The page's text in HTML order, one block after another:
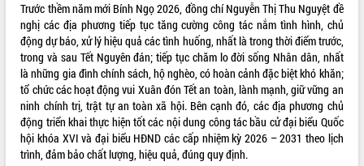
sầu riêng tại Đắk Lắk
Trình diễn nghệ thuật chế biến các
món ăn từ sầu riêng
Đắk Lắk công bố Quy hoạch và xúc
tiến đầu tư tỉnh
Ngành cá ngừ Đắk Lắk chủ động thích
ứng để giữ vững thị trường xuất khẩu
Diễn đàn Kinh tế tư nhân Việt Nam đột
phá cơ chế - Hợp tác công tư
Trước thềm năm mới Bính Ngọ 2026, đồng chí Nguyễn Thị Thu Nguyệt đề
nghị các địa phương tiếp tục tăng cường công tác nắm tình hình, chủ
động dự báo, xử lý hiệu quả các tình huống, nhất là trong thời điểm trước,
trong và sau Tết Nguyên đán; tiếp tục chăm lo đời sống Nhân dân, nhất
là những gia đình chính sách, hộ nghèo, có hoàn cảnh đặc biệt khó khăn;
tổ chức các hoạt động vui Xuân đón Tết an toàn, lành mạnh, giữ vững an
ninh chính trị, trật tự an toàn xã hội. Bên cạnh đó, các địa phương chủ
động triển khai thực hiện tốt các nội dung công tác bầu cử đại biểu Quốc
hội khóa XVI và đại biểu HĐND các cấp nhiệm kỳ 2026 – 2031 theo lịch
trình, đảm bảo chất lượng, hiệu quả, đúng quy định.